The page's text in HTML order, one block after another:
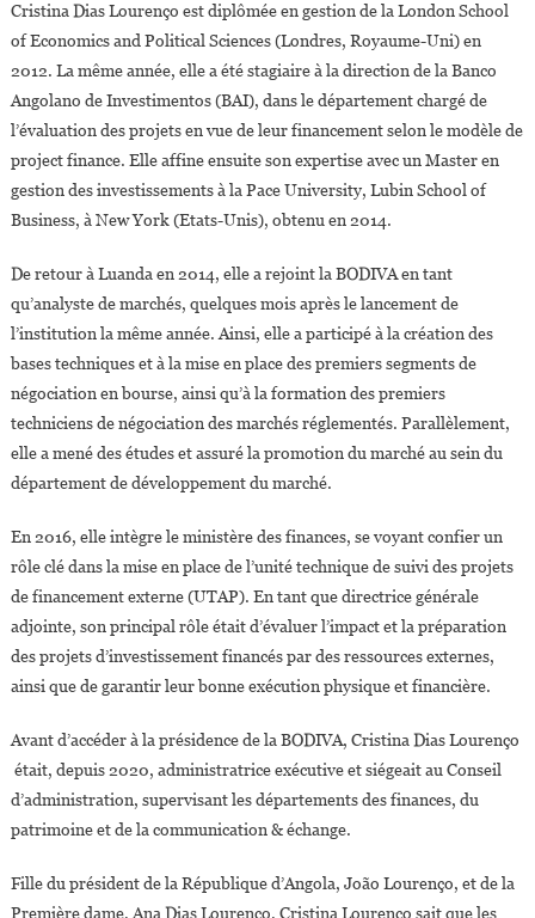
Cristina Dias Lourenço est diplômée en gestion de la London School
of Economics and Political Sciences (Londres, Royaume-Uni) en
2012. La même année, elle a été stagiaire à la direction de la Banco
Angolano de Investimentos (BAI), dans le département chargé de
l’évaluation des projets en vue de leur financement selon le modèle de
project finance. Elle affine ensuite son expertise avec un Master en
gestion des investissements à la Pace University, Lubin School of
Business, à New York (Etats-Unis), obtenu en 2014.
De retour à Luanda en 2014, elle a rejoint la BODIVA en tant
qu’analyste de marchés, quelques mois après le lancement de
l’institution la même année. Ainsi, elle a participé à la création des
bases techniques et à la mise en place des premiers segments de
négociation en bourse, ainsi qu’à la formation des premiers
techniciens de négociation des marchés réglementés. Parallèlement,
elle a mené des études et assuré la promotion du marché au sein du
département de développement du marché.
En 2016, elle intègre le ministère des finances, se voyant confier un
rôle clé dans la mise en place de l’unité technique de suivi des projets
de financement externe (UTAP). En tant que directrice générale
adjointe, son principal rôle était d’évaluer l’impact et la préparation
des projets d’investissement financés par des ressources externes,
ainsi que de garantir leur bonne exécution physique et financière.
Avant d’accéder à la présidence de la BODIVA, Cristina Dias Lourenço
était, depuis 2020, administratrice exécutive et siégeait au Conseil
d’administration, supervisant les départements des finances, du
patrimoine et de la communication & échange.
Fille du président de la République d’Angola, João Lourenço, et de la
Première dame, Ana Dias Lourenço, Cristina Lourenço sait que les